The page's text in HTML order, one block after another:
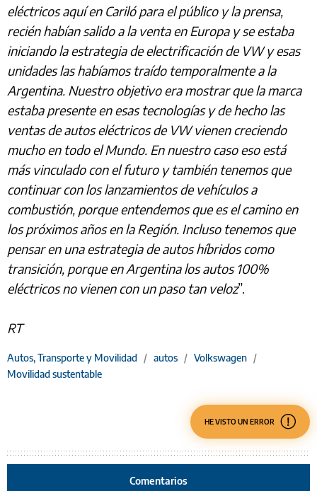
eléctricos aquí en Cariló para el público y la prensa,
recién habían salido a la venta en Europa y se estaba
iniciando la estrategia de electrificación de VW y esas
unidades las habíamos traído temporalmente a la
Argentina. Nuestro objetivo era mostrar que la marca
estaba presente en esas tecnologías y de hecho las
ventas de autos eléctricos de VW vienen creciendo
mucho en todo el Mundo. En nuestro caso eso está
más vinculado con el futuro y también tenemos que
continuar con los lanzamientos de vehículos a
combustión, porque entendemos que es el camino en
los próximos años en la Región. Incluso tenemos que
pensar en una estrategia de autos híbridos como
transición, porque en Argentina los autos 100%
eléctricos no vienen con un paso tan veloz”.
RT
Autos, Transporte y Movilidad / autos / Volkswagen /
Movilidad sustentable
HE VISTO UN ERROR
Comentarios